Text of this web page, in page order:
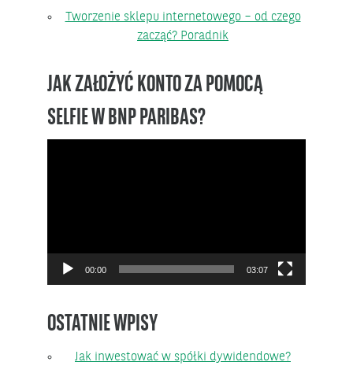
Tworzenie sklepu internetowego – od czego
zacząć? Poradnik
JAK ZAŁOŻYĆ KONTO ZA POMOCĄ
SELFIE W BNP PARIBAS?
00:00 03:07
OSTATNIE WPISY
Jak inwestować w spółki dywidendowe?